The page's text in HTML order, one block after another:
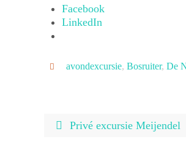
Facebook
LinkedIn
avondexcursie, Bosruiter, De
Privé excursie Meijendel